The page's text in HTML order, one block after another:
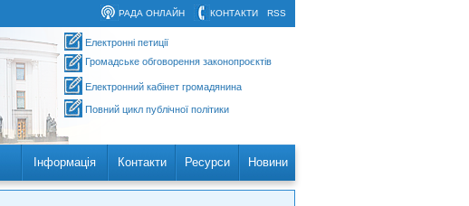
RSS
КОНТАКТИ
РАДА ОНЛАЙН
Електронні петиції
Громадське обговорення законопроєктів
Електронний кабінет громадянина
Повний цикл публічної політики
Інформація Контакти Ресурси Новини